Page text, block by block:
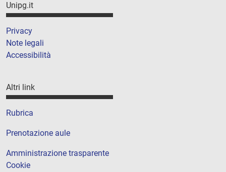
Unipg.it
Privacy
Note legali
Accessibilità
Altri link
Rubrica
Prenotazione aule
Amministrazione trasparente
Cookie